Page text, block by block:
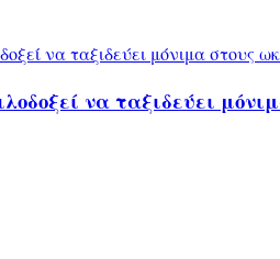
να ταξιδεύει